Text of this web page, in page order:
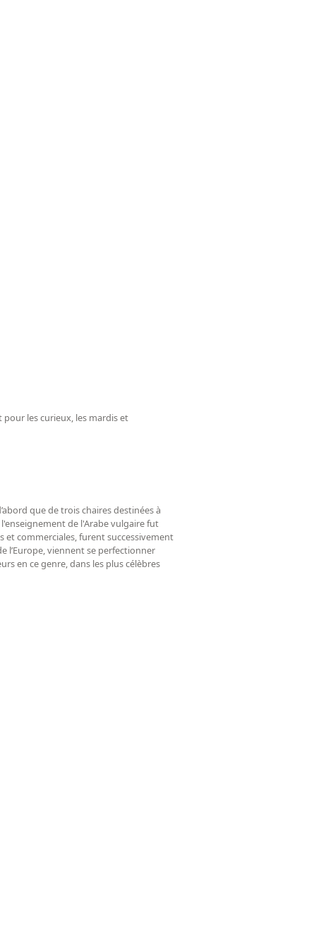
pour les curieux, les mardis et
que de trois chaires destinées à
de l'Arabe vulgaire fut
et commerciales, furent successivement
l’Europe, viennent se perfectionner
en ce genre, dans les plus célèbres